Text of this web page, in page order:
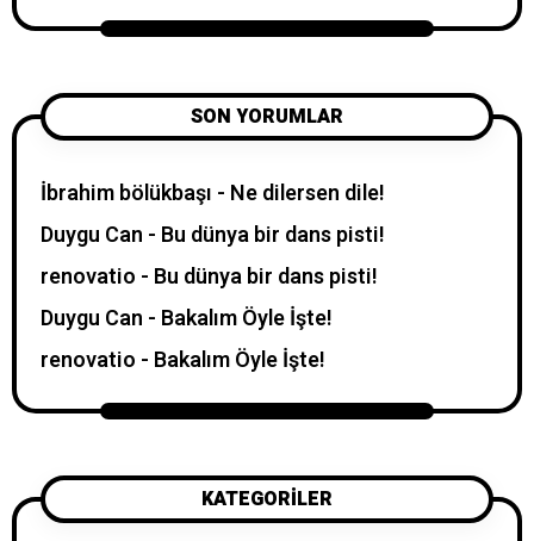
SON YORUMLAR
İbrahim bölükbaşı - Ne dilersen dile!
Duygu Can - Bu dünya bir dans pisti!
renovatio - Bu dünya bir dans pisti!
Duygu Can - Bakalım Öyle İşte!
renovatio - Bakalım Öyle İşte!
KATEGORILER